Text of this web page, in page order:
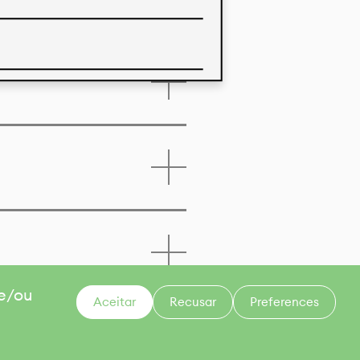
ou
Aceitar Recusar Preferences
deste produto